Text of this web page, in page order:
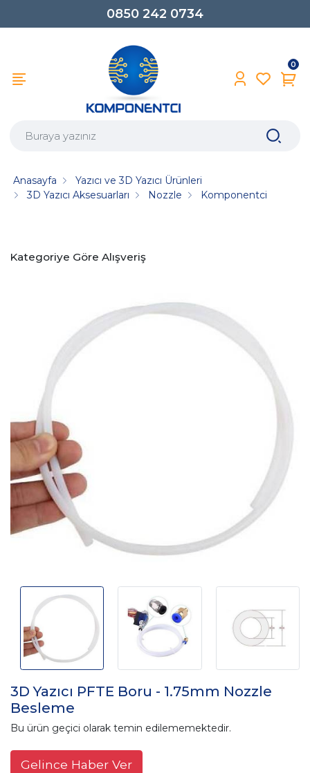
0850 242 0734
0
Anasayfa
Yazıcı ve 3D Yazıcı Ürünleri
3D Yazıcı Aksesuarları
Nozzle Komponentci
Kategoriye Göre Alışveriş
3D Yazıcı PFTE Boru - 1.75mm Nozzle
Besleme
Bu ürün geçici olarak temin edilememektedir.
Gelince Haber Ver